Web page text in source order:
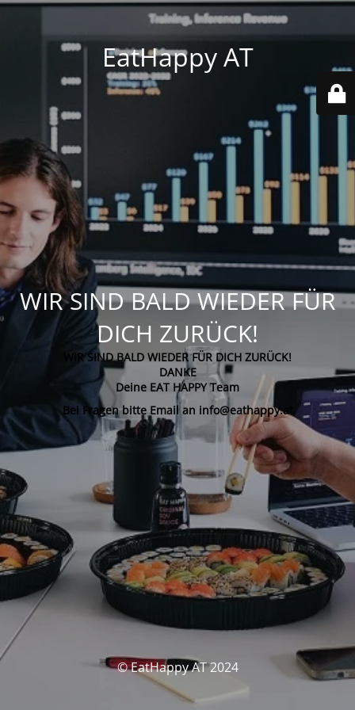
EatHappy AT
WIR SIND BALD WIEDER FÜR
DICH ZURÜCK!
WIR SIND BALD WIEDER FÜR DICH ZURÜCK!
DANKE
Deine EAT HAPPY Team
Bei Fragen bitte Email an info@eathappy.at
© EatHappy AT 2024